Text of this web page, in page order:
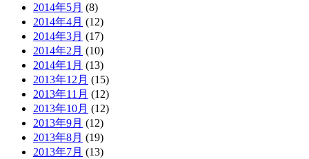
2014年5月 (8)
2014年4月 (12)
2014年3月 (17)
2014年2月 (10)
2014年1月 (13)
2013年12月 (15)
2013年11月 (12)
2013年10月 (12)
2013年9月 (12)
2013年8月 (19)
2013年7月 (13)